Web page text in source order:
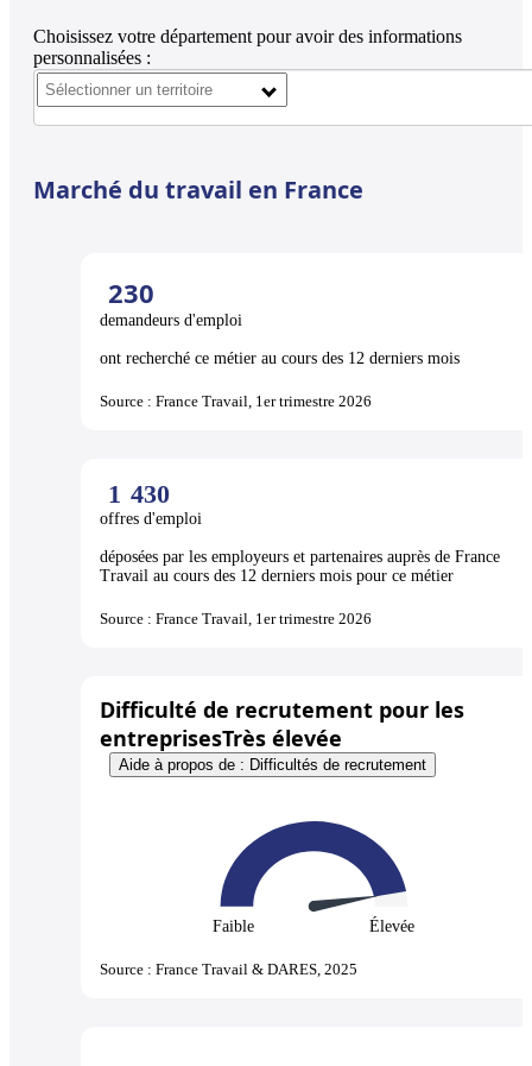
Choisissez votre département pour avoir des informations
personnalisées :
Marché du travail en France
230
demandeurs d'emploi
ont recherché ce métier au cours des 12 derniers mois
Source : France Travail, 1er trimestre 2026
1 430
offres d'emploi
déposées par les employeurs et partenaires auprès de France
Travail au cours des 12 derniers mois pour ce métier
Source : France Travail, 1er trimestre 2026
Difficulté de recrutement pour les
entreprisesTrès élevée
Aide à propos de : Difficultés de recrutement
Faible Élevée
Source : France Travail & DARES, 2025